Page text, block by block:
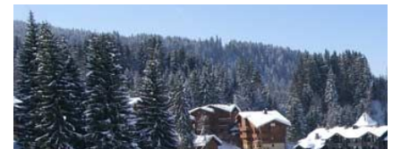
NORDIC
Nordic